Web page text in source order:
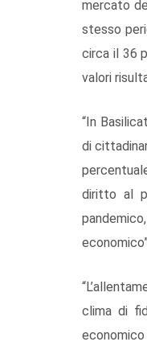
mercato
stesso
circa il 36
valori
“In
di
diritto al
clima di